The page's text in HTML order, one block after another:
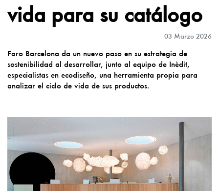
vida para su catálogo
03 Marzo 2026
Faro Barcelona da un nuevo paso en su estrategia de
sostenibilidad al desarrollar, junto al equipo de Inèdit,
especialistas en ecodiseño, una herramienta propia para
analizar el ciclo de vida de sus productos.